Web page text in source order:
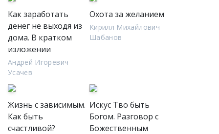
Как заработать
денег не выходя из
дома. В кратком
изложении
Андрей Игоревич
Усачев
Охота за желанием
Кирилл Михайлович
Шабанов
Жизнь с зависимым.
Как быть
счастливой?
Искус Тво быть
Богом. Разговор с
Божественным